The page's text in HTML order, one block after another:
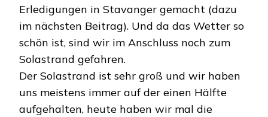
Erledigungen in Stavanger gemacht (dazu
im nächsten Beitrag). Und da das Wetter so
schön ist, sind wir im Anschluss noch zum
Solastrand gefahren.
Der Solastrand ist sehr groß und wir haben
uns meistens immer auf der einen Hälfte
aufgehalten, heute haben wir mal die